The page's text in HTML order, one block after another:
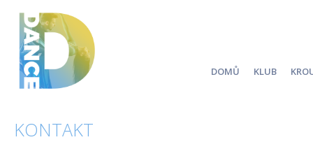
DOMŮ KLUB
KONTAKT